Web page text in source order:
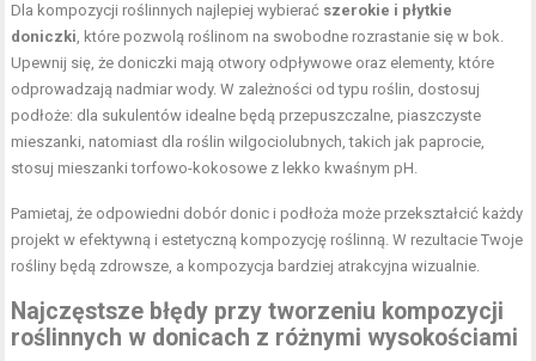
Dla kompozycji roślinnych najlepiej wybierać szerokie i płytkie
doniczki, które pozwolą roślinom na swobodne rozrastanie się w bok.
Upewnij się, że doniczki mają otwory odpływowe oraz elementy, które
odprowadzają nadmiar wody. W zależności od typu roślin, dostosuj
podłoże: dla sukulentów idealne będą przepuszczalne, piaszczyste
mieszanki, natomiast dla roślin wilgociolubnych, takich jak paprocie,
stosuj mieszanki torfowo-kokosowe z lekko kwaśnym pH.
Pamietaj, że odpowiedni dobór donic i podłoża może przekształcić każdy
projekt w efektywną i estetyczną kompozycję roślinną. W rezultacie Twoje
rośliny będą zdrowsze, a kompozycja bardziej atrakcyjna wizualnie.
Najczęstsze błędy przy tworzeniu kompozycji
roślinnych w donicach z różnymi wysokościami